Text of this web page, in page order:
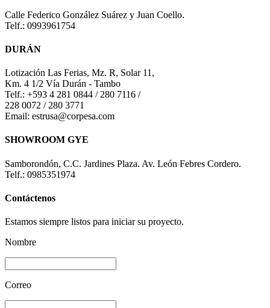
Calle Federico González Suárez y Juan Coello.
Telf.: 0993961754
DURÁN
Lotización Las Ferias, Mz. R, Solar 11,
Km. 4 1/2 Vía Durán - Tambo
Telf.: +593 4 281 0844 / 280 7116 /
228 0072 / 280 3771
Email: estrusa@corpesa.com
SHOWROOM GYE
Samborondón, C.C. Jardines Plaza. Av. León Febres Cordero.
Telf.: 0985351974
Contáctenos
Estamos siempre listos para iniciar su proyecto.
Nombre
Correo